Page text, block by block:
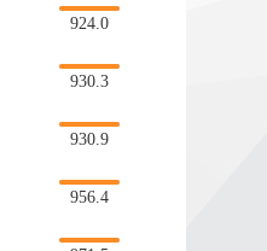
924.0
930.3
930.9
956.4